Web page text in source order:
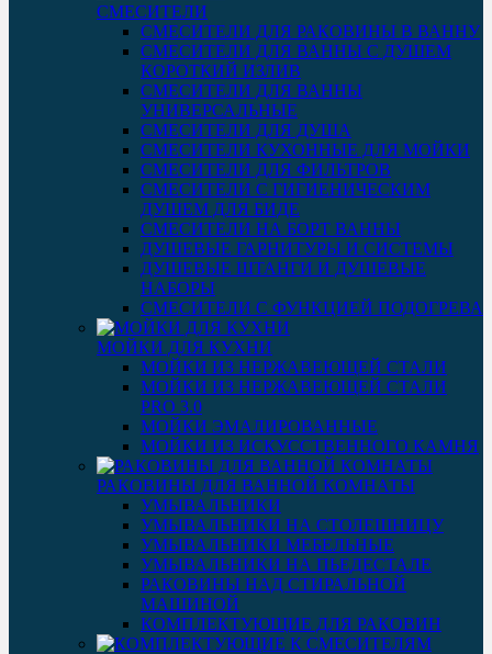
СМЕСИТЕЛИ
СМЕСИТЕЛИ ДЛЯ РАКОВИНЫ В ВАННУ
СМЕСИТЕЛИ ДЛЯ ВАННЫ С ДУШЕМ
КОРОТКИЙ ИЗЛИВ
СМЕСИТЕЛИ ДЛЯ ВАННЫ
УНИВЕРСАЛЬНЫЕ
СМЕСИТЕЛИ ДЛЯ ДУША
СМЕСИТЕЛИ КУХОННЫЕ ДЛЯ МОЙКИ
СМЕСИТЕЛИ ДЛЯ ФИЛЬТРОВ
СМЕСИТЕЛИ С ГИГИЕНИЧЕСКИМ
ДУШЕМ ДЛЯ БИДЕ
СМЕСИТЕЛИ НА БОРТ ВАННЫ
ДУШЕВЫЕ ГАРНИТУРЫ И СИСТЕМЫ
ДУШЕВЫЕ ШТАНГИ И ДУШЕВЫЕ
НАБОРЫ
СМЕСИТЕЛИ С ФУНКЦИЕЙ ПОДОГРЕВА
МОЙКИ ДЛЯ КУХНИ
МОЙКИ ИЗ НЕРЖАВЕЮЩЕЙ СТАЛИ
МОЙКИ ИЗ НЕРЖАВЕЮЩЕЙ СТАЛИ
PRO 3.0
МОЙКИ ЭМАЛИРОВАННЫЕ
МОЙКИ ИЗ ИСКУССТВЕННОГО КАМНЯ
РАКОВИНЫ ДЛЯ ВАННОЙ КОМНАТЫ
УМЫВАЛЬНИКИ
УМЫВАЛЬНИКИ НА СТОЛЕШНИЦУ
УМЫВАЛЬНИКИ МЕБЕЛЬНЫЕ
УМЫВАЛЬНИКИ НА ПЬЕДЕСТАЛЕ
РАКОВИНЫ НАД СТИРАЛЬНОЙ
МАШИНОЙ
КОМПЛЕКТУЮЩИЕ ДЛЯ РАКОВИН